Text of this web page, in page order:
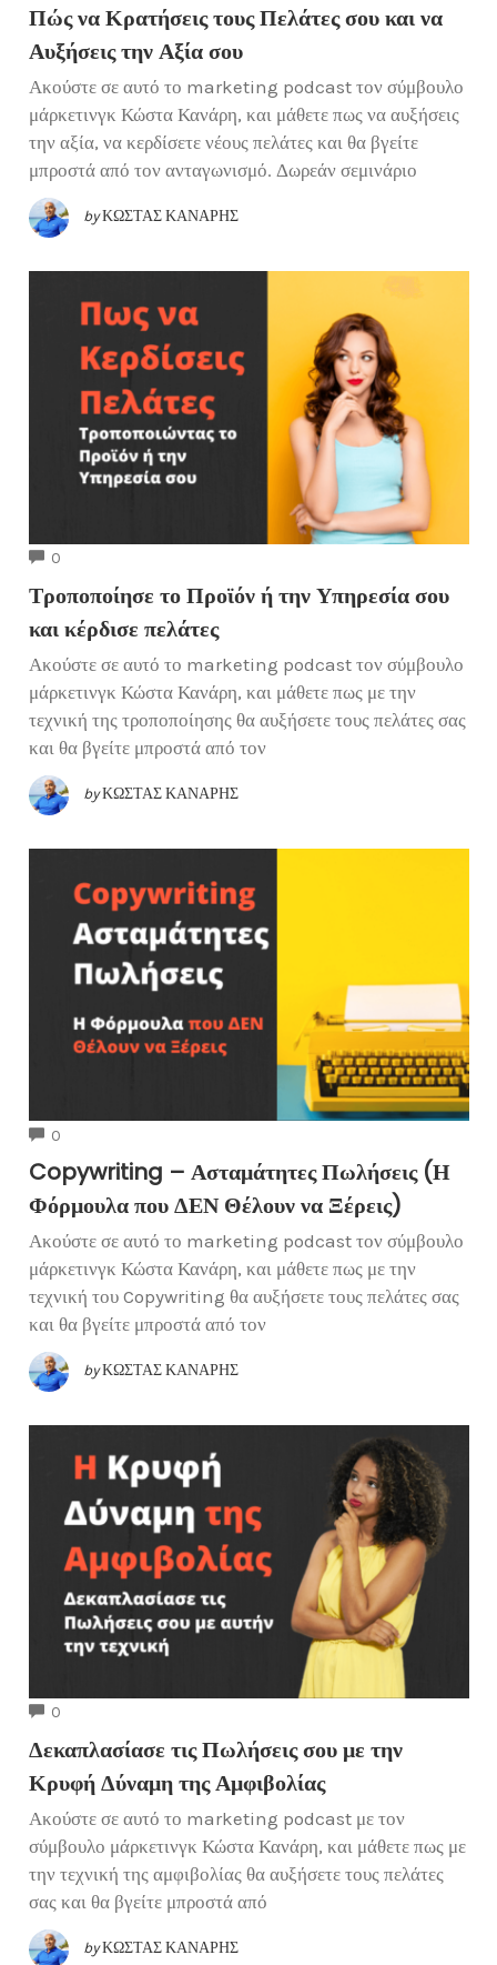
Πώς να Κρατήσεις τους Πελάτες σου και να
Αυξήσεις την Αξία σου
Ακούστε σε αυτό το marketing podcast τον σύμβουλο
μάρκετινγκ Κώστα Κανάρη, και μάθετε πως να αυξήσεις
την αξία, να κερδίσετε νέους πελάτες και θα βγείτε
μπροστά από τον ανταγωνισμό. Δωρεάν σεμινάριο
by ΚΏΣΤΑΣ ΚΑΝΆΡΗΣ
0
Τροποποίησε το Προϊόν ή την Υπηρεσία σου
και κέρδισε πελάτες
Ακούστε σε αυτό το marketing podcast τον σύμβουλο
μάρκετινγκ Κώστα Κανάρη, και μάθετε πως με την
τεχνική της τροποποίησης θα αυξήσετε τους πελάτες σας
και θα βγείτε μπροστά από τον
by ΚΏΣΤΑΣ ΚΑΝΆΡΗΣ
0
Copywriting – Ασταμάτητες Πωλήσεις (Η
Φόρμουλα που ΔΕΝ Θέλουν να Ξέρεις)
Ακούστε σε αυτό το marketing podcast τον σύμβουλο
μάρκετινγκ Κώστα Κανάρη, και μάθετε πως με την
τεχνική του Copywriting θα αυξήσετε τους πελάτες σας
και θα βγείτε μπροστά από τον
by ΚΏΣΤΑΣ ΚΑΝΆΡΗΣ
0
Δεκαπλασίασε τις Πωλήσεις σου με την
Κρυφή Δύναμη της Αμφιβολίας
Ακούστε σε αυτό το marketing podcast με τον
σύμβουλο μάρκετινγκ Κώστα Κανάρη, και μάθετε πως με
την τεχνική της αμφιβολίας θα αυξήσετε τους πελάτες
σας και θα βγείτε μπροστά από
by ΚΏΣΤΑΣ ΚΑΝΆΡΗΣ